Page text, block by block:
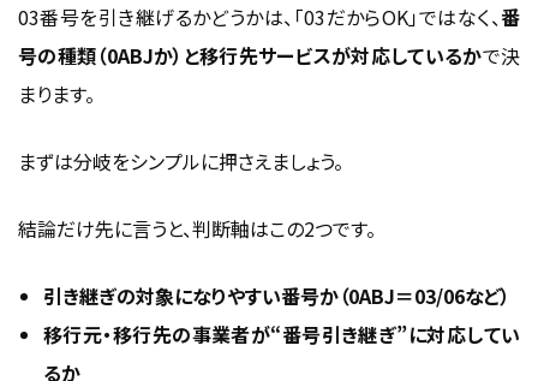
03番号を引き継げるかどうかは、「03だからOK」ではなく、番
号の種類（0ABJか）と移行先サービスが対応しているかで決
まります。
まずは分岐をシンプルに押さえましょう。
結論だけ先に言うと、判断軸はこの2つです。
引き継ぎの対象になりやすい番号か（0ABJ＝03/06など）
移行元・移行先の事業者が“番号引き継ぎ”に対応してい
るか